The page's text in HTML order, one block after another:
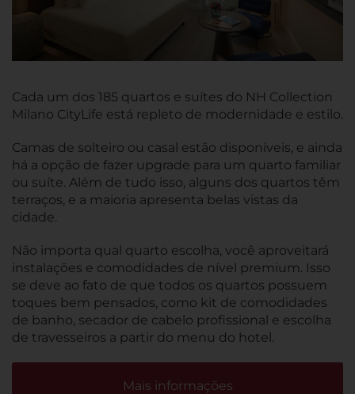
Cada um dos 185 quartos e suítes do NH Collection
Milano CityLife está repleto de modernidade e estilo.
Camas de solteiro ou casal estão disponíveis, e ainda
há a opção de fazer upgrade para um quarto familiar
ou suíte. Além de tudo isso, alguns dos quartos têm
terraços, e a maioria apresenta belas vistas da
cidade.
Não importa qual quarto escolha, você aproveitará
instalações e comodidades de nível premium. Isso
se deve ao fato de que todos os quartos possuem
toques bem pensados, como kit de comodidades
de banho, secador de cabelo profissional e escolha
de travesseiros a partir do menu do hotel.
Mais informações